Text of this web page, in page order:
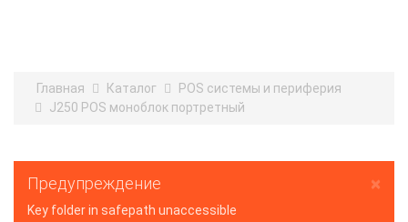
Главная Каталог
POS системы и периферия
J250 POS моноблок портретный
×
Предупреждение
Key folder in safepath unaccessible